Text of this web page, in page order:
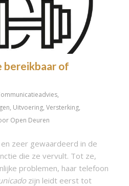
bereikbaar of
,
, Uitvoering, Versterking,
Open Deuren
zeer gewaardeerd in de
die ze vervult. Tot ze,
problemen, haar telefoon
zijn leidt eerst tot